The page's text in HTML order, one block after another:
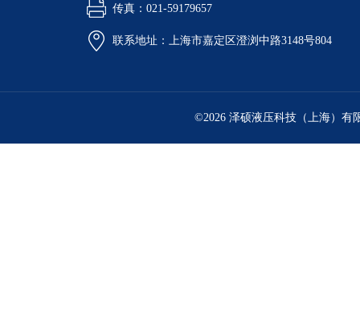
传真：021-59179657
联系地址：上海市嘉定区澄浏中路3148号804
©2026 泽硕液压科技（上海）有